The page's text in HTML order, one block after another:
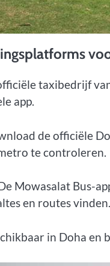
taxibedrijf
app.
de officiële
te controleren.
Mowasalat Bus-
en routes vinden.
in Doha en